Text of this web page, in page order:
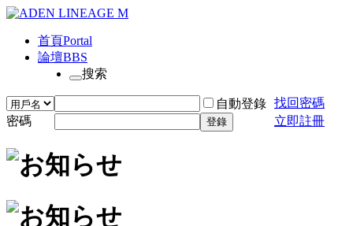
首頁Portal
論壇BBS
搜索
自動登錄 找回密碼
密碼
登錄 立即註冊